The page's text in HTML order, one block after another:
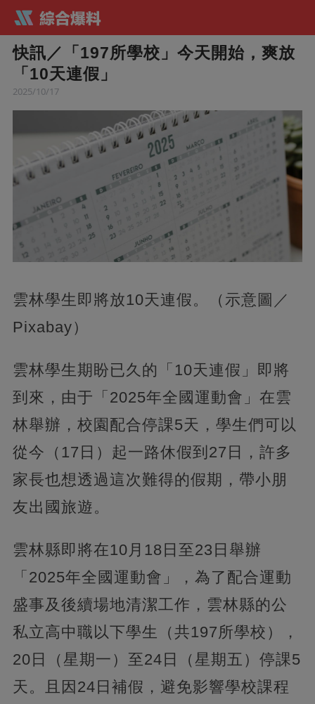
快訊／「197所學校」今天開始，爽放
「10天連假」
2025/10/17
雲林學生即將放10天連假。（示意圖／
Pixabay）
雲林學生期盼已久的「10天連假」即將
到來，由于「2025年全國運動會」在雲
林舉辦，校園配合停課5天，學生們可以
從今（17日）起一路休假到27日，許多
家長也想透過這次難得的假期，帶小朋
友出國旅遊。
雲林縣即將在10月18日至23日舉辦
「2025年全國運動會」，為了配合運動
盛事及後續場地清潔工作，雲林縣的公
私立高中職以下學生（共197所學校），
20日（星期一）至24日（星期五）停課5
天。且因24日補假，避免影響學校課程